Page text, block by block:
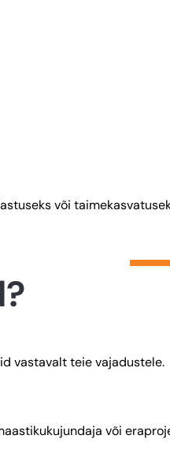
või
vastavalt teie vajadustele.
või